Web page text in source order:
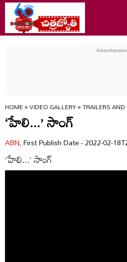
HOME»VIDEO GALLERY»TRAILERS AND
‘హేలి...’ సాంగ్‌
ABN, First Publish Date - 2022-02-
‘హేలి...’ సాంగ్‌